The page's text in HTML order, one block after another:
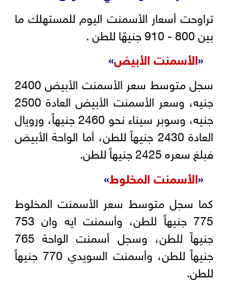
تراوحت أسعار الأسمنت اليوم للمستهلك ما
بين 800 - 910 جنيهًا للطن .
«الأسمنت الأبيض»
سجل متوسط سعر الأسمنت الأبيض 2400
جنيه، وسعر الأسمنت الأبيض العادة 2500
جنيه، وسوبر سيناء نحو 2460 جنيهاً، ورويال
العادة 2430 جنيهاً للطن، أما الواحة الأبيض
فبلغ سعره 2425 جنيهاً للطن.
«الأسمنت المخلوط»
كما سجل متوسط سعر الأسمنت المخلوط
775 جنيهاً للطن، وأسمنت ايه وان 753
جنيهاً للطن، وسجل أسمنت الواحة 765
جنيهاً للطن، وأسمنت السويدي 770 جنيهاً
للطن.